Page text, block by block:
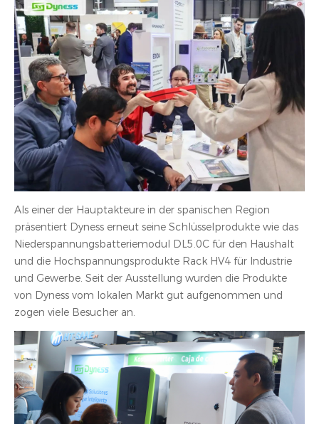
Als einer der Hauptakteure in der spanischen Region
präsentiert Dyness erneut seine Schlüsselprodukte wie das
Niederspannungsbatteriemodul DL5.0C für den Haushalt
und die Hochspannungsprodukte Rack HV4 für Industrie
und Gewerbe. Seit der Ausstellung wurden die Produkte
von Dyness vom lokalen Markt gut aufgenommen und
zogen viele Besucher an.